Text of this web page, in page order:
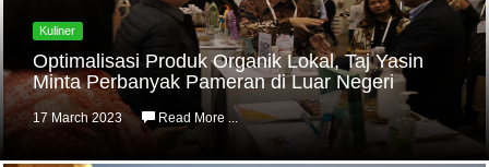
Kuliner
Optimalisasi Produk Organik Lokal, Taj Yasin
Minta Perbanyak Pameran di Luar Negeri
17 March 2023 Read More ...